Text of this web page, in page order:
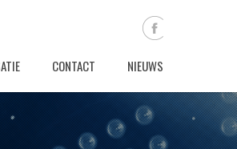
CONTACT NIEUWS